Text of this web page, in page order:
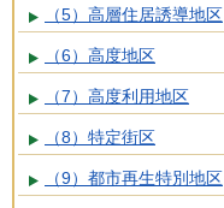
（5）高層住居誘導地区
（6）高度地区
（7）高度利用地区
（8）特定街区
（9）都市再生特別地区